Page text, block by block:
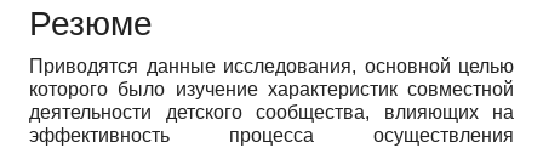
Резюме
Приводятся данные исследования, основной целью
которого было изучение характеристик совместной
деятельности детского сообщества, влияющих на
эффективность процесса осуществления